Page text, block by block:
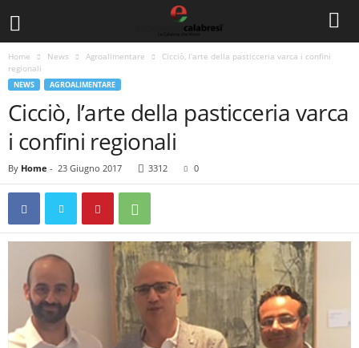
Home News Agroalimentare
Cicciò, l’arte della pasticceria varca i confini
regionali
NEWS AGROALIMENTARE
Cicciò, l’arte della pasticceria varca
i confini regionali
By Home - 23 Giugno 2017 3312 0